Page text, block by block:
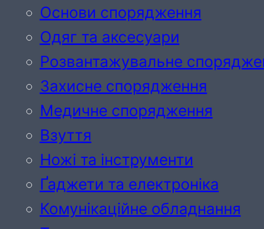
Основи спорядження
Одяг та аксесуари
Розвантажувальне
Захисне спорядження
Медичне спорядження
Взуття
Ножі та інструменти
Ґаджети та електроніка
Комунікаційне обладнання